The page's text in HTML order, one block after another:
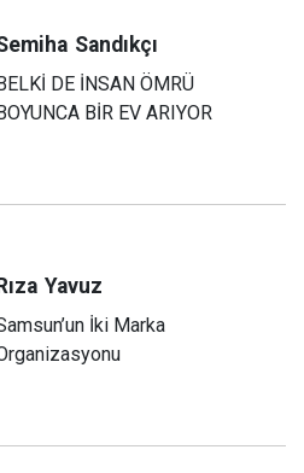
Sandıkçı
DE İNSAN ÖMRÜ
BİR EV ARIYOR
Rıza Yavuz
İki Marka